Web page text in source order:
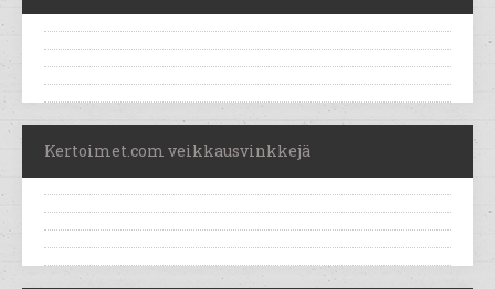
Kertoimet.com veikkausvinkkejä